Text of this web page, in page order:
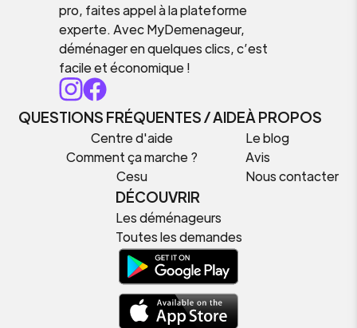
pro, faites appel à la plateforme
experte. Avec MyDemenageur,
déménager en quelques clics, c’est
facile et économique !
QUESTIONS FRÉQUENTES / AIDE
Centre d'aide
Comment ça marche ?
Cesu
À PROPOS
Le blog
Avis
Nous contacter
DÉCOUVRIR
Les déménageurs
Toutes les demandes